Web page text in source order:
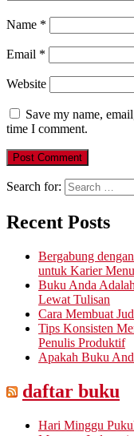
Name *
Email *
Website
Save my name,
time I comment.
Search for:
Recent Posts
Bergabung
untuk Karier
Buku Anda
Lewat Tulisan
Cara Membuat
Tips Konsisten
Penulis Produktif
Apakah Buku
daftar buku
Hari Minggu